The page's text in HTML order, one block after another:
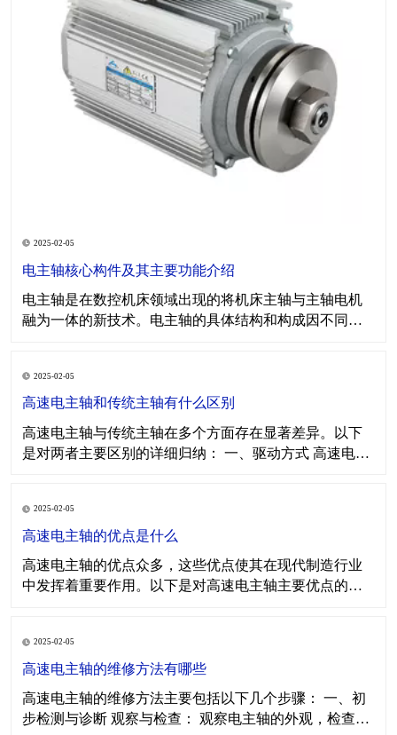
2025-02-05
电主轴核心构件及其主要功能介绍
电主轴是在数控机床领域出现的将机床主轴与主轴电机
融为一体的新技术。电主轴的具体结构和构成因不同应
是电主轴的核心部件之一，它直接参与切削或加工过
程，并承受来自工件的反作用力。轴芯组件通常由主
轴、
2025-02-05
高速电主轴和传统主轴有什么区别
高速电主轴与传统主轴在多个方面存在显著差异。以下
是对两者主要区别的详细归纳： 一、驱动方式 高速电主
成直接传动系统，实现了零传动链。 传统主轴： 通常通
过传动带、齿轮等中间环节进行传动
2025-02-05
高速电主轴的优点是什么
高速电主轴的优点众多，这些优点使其在现代制造行业
中发挥着重要作用。以下是对高速电主轴主要优点的归
削，大幅提高加工效率。 高精度： 高速电主轴的转速高
且稳定，使得刀具的运动更加平稳，加工
2025-02-05
高速电主轴的维修方法有哪些
高速电主轴的维修方法主要包括以下几个步骤： 一、初
步检测与诊断 观察与检查： 观察电主轴的外观，检查是